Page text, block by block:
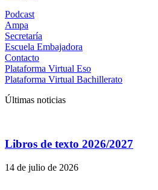
Podcast
Ampa
Secretaría
Escuela Embajadora
Contacto
Plataforma Virtual Eso
Plataforma Virtual Bachillerato
Últimas noticias
Libros de texto 2026/2027
14 de julio de 2026